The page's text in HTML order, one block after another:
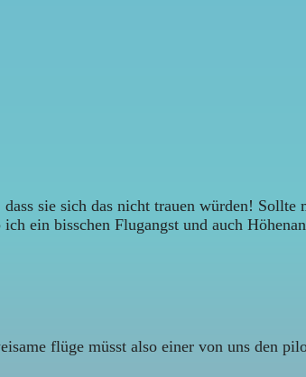
sie sich das nicht trauen würden!
ein bisschen Flugangst und auch
flüge müsst also einer von uns den